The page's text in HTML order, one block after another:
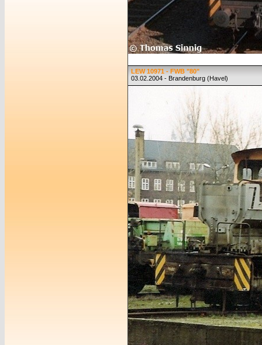
LEW 10971 - FWB "80"
03.02.2004 - Brandenburg (Havel)